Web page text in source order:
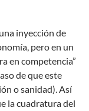
inyección de
pero en un
en competencia”
de que este
o sanidad). Así
la cuadratura del